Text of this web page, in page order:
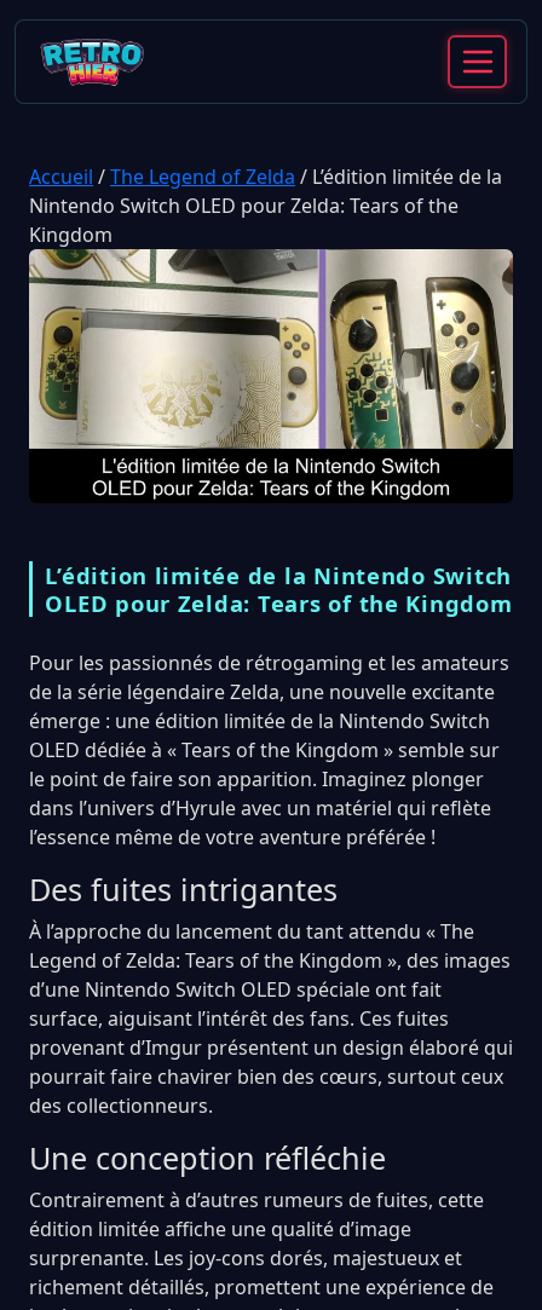
Accueil /The Legend of Zelda / L’édition limitée de la
Nintendo Switch OLED pour Zelda: Tears of the
Kingdom
L’édition limitée de la Nintendo Switch
OLED pour Zelda: Tears of the Kingdom
Pour les passionnés de rétrogaming et les amateurs
de la série légendaire Zelda, une nouvelle excitante
émerge : une édition limitée de la Nintendo Switch
OLED dédiée à « Tears of the Kingdom » semble sur
le point de faire son apparition. Imaginez plonger
dans l’univers d’Hyrule avec un matériel qui reflète
l’essence même de votre aventure préférée !
Des fuites intrigantes
À l’approche du lancement du tant attendu « The
Legend of Zelda: Tears of the Kingdom », des images
d’une Nintendo Switch OLED spéciale ont fait
surface, aiguisant l’intérêt des fans. Ces fuites
provenant d’Imgur présentent un design élaboré qui
pourrait faire chavirer bien des cœurs, surtout ceux
des collectionneurs.
Une conception réfléchie
Contrairement à d’autres rumeurs de fuites, cette
édition limitée affiche une qualité d’image
surprenante. Les joy-cons dorés, majestueux et
richement détaillés, promettent une expérience de